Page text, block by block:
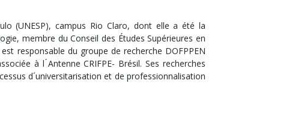
(UNESP), campus Rio Claro, dont elle a été la
membre du Conseil des Études Supérieures en
responsable du groupe de recherche DOFPPEN
à l ́Antenne CRIFPE- Brésil. Ses recherches
d´universitarisation et de professionnalisation